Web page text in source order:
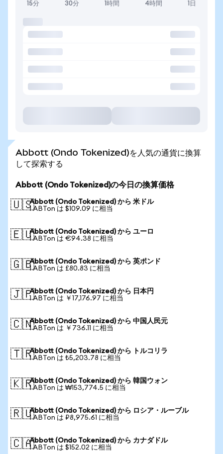
15分 30分 1時間 4時間 1日
Abbott (Ondo Tokenized)を人気の通貨に換算
して探索する
Abbott (Ondo Tokenized)の今日の換算価格
🇺🇸Abbott (Ondo Tokenized) から 米ドル
1 ABTon は $109.09 に相当
🇪🇺Abbott (Ondo Tokenized) から ユーロ
1 ABTon は €94.38 に相当
🇬🇧Abbott (Ondo Tokenized) から 英ポンド
1 ABTon は £80.83 に相当
🇯🇵Abbott (Ondo Tokenized) から 日本円
1 ABTon は ￥17,176.97 に相当
🇨🇳Abbott (Ondo Tokenized) から 中国人民元
1 ABTon は ￥736.11 に相当
🇹🇷Abbott (Ondo Tokenized) から トルコリラ
1 ABTon は ₺5,203.78 に相当
🇰🇷Abbott (Ondo Tokenized) から 韓国ウォン
1 ABTon は ₩153,774.5 に相当
🇷🇺Abbott (Ondo Tokenized) から ロシア・ルーブル
1 ABTon は ₽8,975.61 に相当
🇨🇦Abbott (Ondo Tokenized) から カナダドル
1 ABTon は $152.02 に相当